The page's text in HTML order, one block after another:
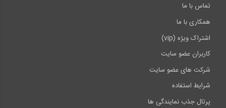
تماس با ما
همکاری با ما
اشتراک ویژه (vip)
کاربران عضو سایت
شرکت های عضو سایت
شرایط استفاده
پرتال جذب نمایندگی ها